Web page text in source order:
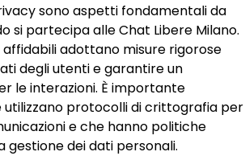
sono aspetti fondamentali da
si partecipa alle Chat Libere Milano.
adottano misure rigorose
degli utenti e garantire un
le interazioni. È importante
protocolli di crittografia per
e che hanno politiche
gestione dei dati personali.